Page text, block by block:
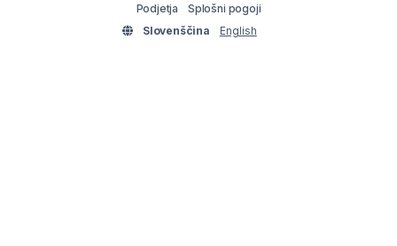
Podjetja
Splošni pogoji
Slovenščina
English